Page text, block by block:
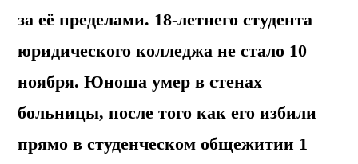
за её пределами. 18-летнего студента
юридического колледжа не стало 10
ноября. Юноша умер в стенах
больницы, после того как его избили
прямо в студенческом общежитии 1